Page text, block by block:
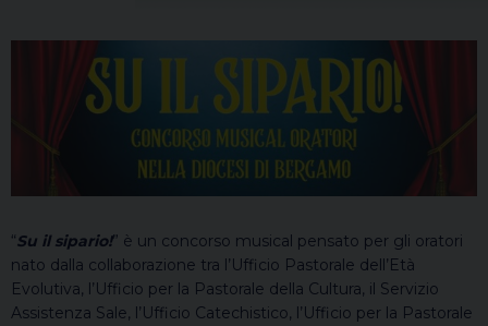
“Su il sipario!” è un concorso musical pensato per gli oratori
nato dalla collaborazione tra l’Ufficio Pastorale dell’Età
Evolutiva, l’Ufficio per la Pastorale della Cultura, il Servizio
Assistenza Sale, l’Ufficio Catechistico, l’Ufficio per la Pastorale